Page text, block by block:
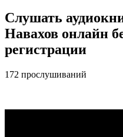
Слушать
Навахов онлайн
регистрации
172 прослушиваний